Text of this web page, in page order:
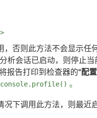
，否则此方法不会显示任
析会话已启动，则停止当
报告打印到检查器的“配
console.profile() 。
况下调用此方法，则最近